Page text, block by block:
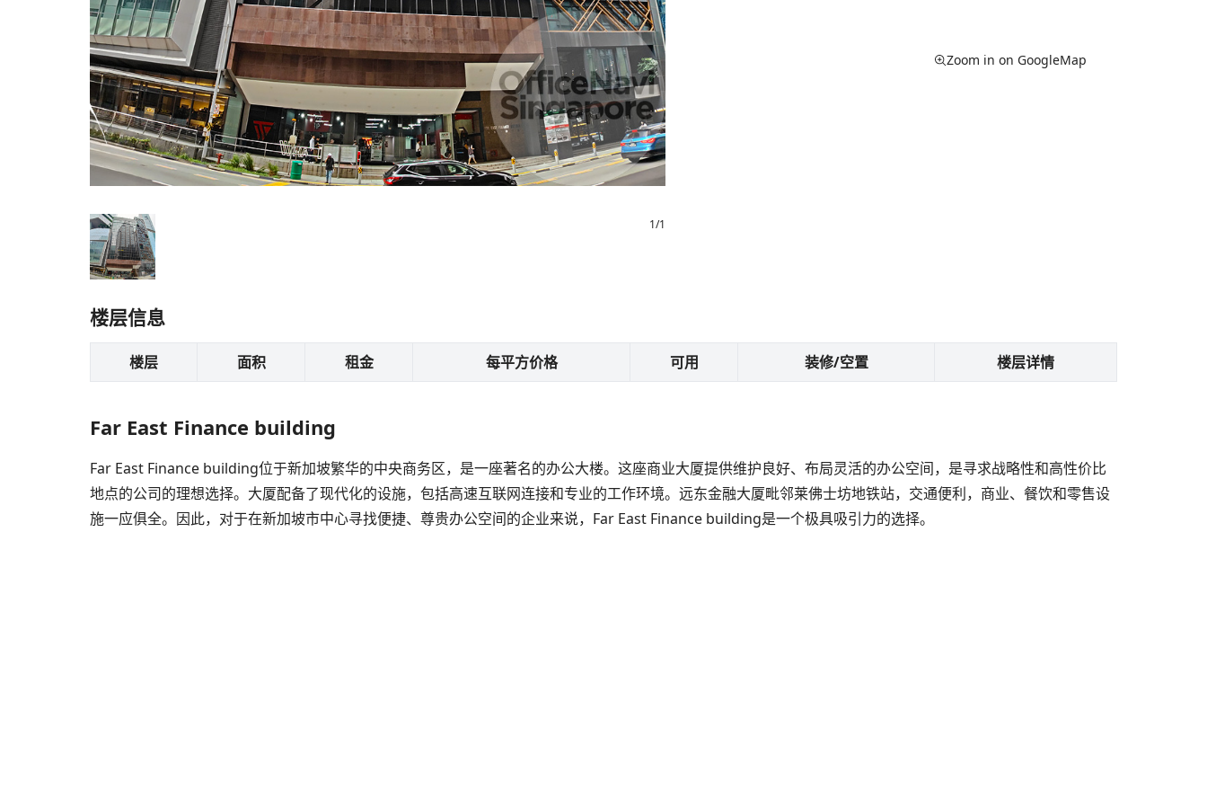
1/1
Zoom in on GoogleMap
楼层信息
楼层 面积 租金 每平方价格 可用 装修/空置 楼层详情
Far East Finance building
Far East Finance building位于新加坡繁华的中央商务区，是一座著名的办公大楼。这座商业大厦提供维护良好、布局灵活的办公空间，是寻求战略性和高性价比
地点的公司的理想选择。大厦配备了现代化的设施，包括高速互联网连接和专业的工作环境。远东金融大厦毗邻莱佛士坊地铁站，交通便利，商业、餐饮和零售设
施一应俱全。因此，对于在新加坡市中心寻找便捷、尊贵办公空间的企业来说，Far East Finance building是一个极具吸引力的选择。